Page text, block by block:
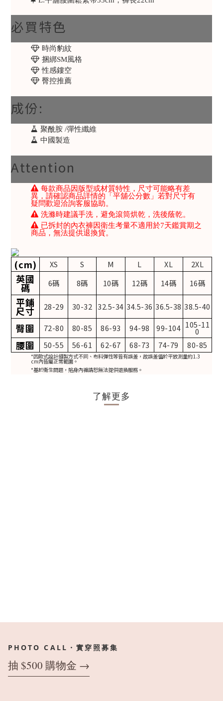
必買特色
時尚豹紋
捆綁SM風格
性感鏤空
臀控推薦
成份:
聚酰胺 /彈性纖維
中國製造
Attention
每款商品因版型或材質特性，尺寸可能略有差
異，請確認商品詳情的「平舖公分數」若對尺寸有
疑問歡迎洽詢客服協助。
洗滌時建議手洗，避免滾筒烘乾，洗後蔭乾。
已拆封的內衣褲因衛生考量不適用於7天鑑賞期之
商品，無法提供退換貨。
(cm) XS S M L XL 2XL
英國
碼 6碼 8碼 10碼 12碼 14碼 16碼
平鋪
尺寸 28-29 30-32 32.5-34 34.5-36 36.5-38 38.5-40
臀圍 72-80 80-85 86-93 94-98 99-104 105-11
0
腰圍 50-55 56-61 62-67 68-73 74-79 80-85
*因款式設計縫製方式不同、布料彈性等皆有誤差，故誤差值於平放測量約1.3
cm內皆屬正常範圍。
*基於衛生問題，貼身內褲請恕無法提供退換服務。
了解更多
PHOTO CALL・實穿照募集
抽 $500 購物金 →